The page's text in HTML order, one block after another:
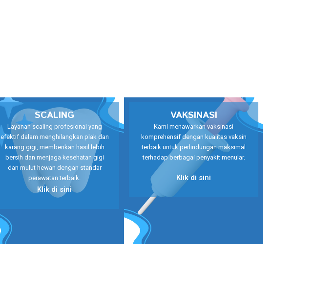
SCALING
Layanan scaling profesional yang
efektif dalam menghilangkan plak dan
karang gigi, memberikan hasil lebih
bersih dan menjaga kesehatan gigi
dan mulut hewan dengan standar
perawatan terbaik.
Klik di sini
VAKSINASI
Kami menawarkan vaksinasi
komprehensif dengan kualitas vaksin
terbaik untuk perlindungan maksimal
terhadap berbagai penyakit menular.
Klik di sini